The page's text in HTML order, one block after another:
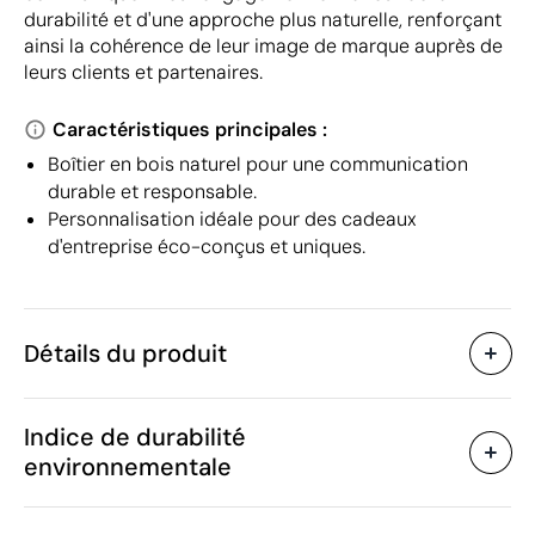
durabilité et d'une approche plus naturelle, renforçant
ainsi la cohérence de leur image de marque auprès de
leurs clients et partenaires.
Caractéristiques principales :
Boîtier en bois naturel pour une communication
durable et responsable.
Personnalisation idéale pour des cadeaux
d'entreprise éco-conçus et uniques.
Détails du produit
Caractéristiques
Code du produit
Poids
Dans notre collection
Juin 2020
Indice de durabilité
environnementale